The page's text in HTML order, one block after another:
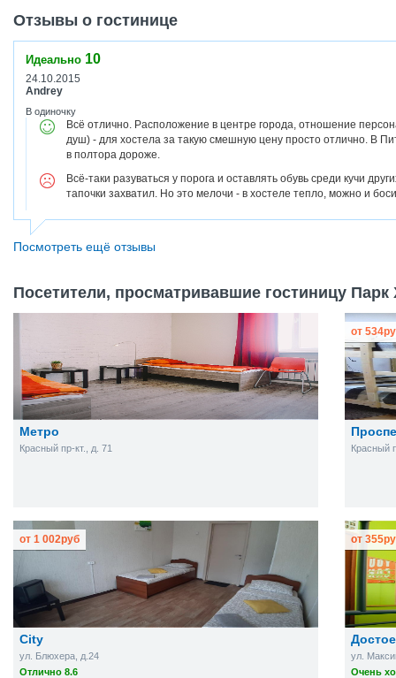
Отзывы о гостинице
Идеально 10
24.10.2015
Andrey
В одиночку
Всё отлично. Расположение в центре города, отношение
душ) - для хостела за такую смешную цену просто отлично. В
в полтора дороже.
Всё-таки разуваться у порога и оставлять обувь среди кучи
тапочки захватил. Но это мелочи - в хостеле тепло, можно и
Посмотреть ещё отзывы
Посетители, просматривавшие гостиницу Парк
Метро
Красный пр-кт., д. 71 Красный
от 534
City
ул. Блюхера, д.24
Отлично 8.6
от 1 002руб
ул.
Очень
от 355